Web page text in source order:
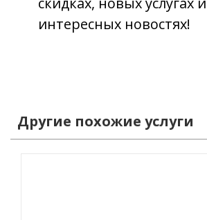
интересных новостях!
Другие похожие услуги